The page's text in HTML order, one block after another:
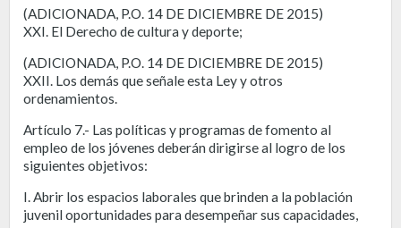
(ADICIONADA, P.O. 14 DE DICIEMBRE DE 2015)
XXI. El Derecho de cultura y deporte;
(ADICIONADA, P.O. 14 DE DICIEMBRE DE 2015)
XXII. Los demás que señale esta Ley y otros
ordenamientos.
Artículo 7.- Las políticas y programas de fomento al
empleo de los jóvenes deberán dirigirse al logro de los
siguientes objetivos:
I. Abrir los espacios laborales que brinden a la población
juvenil oportunidades para desempeñar sus capacidades,